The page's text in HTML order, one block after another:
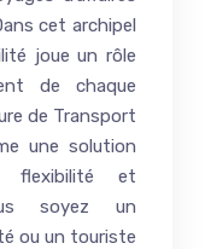
cet archipel
joue un rôle
de chaque
de Transport
une solution
flexibilité et
soyez un
ou un touriste